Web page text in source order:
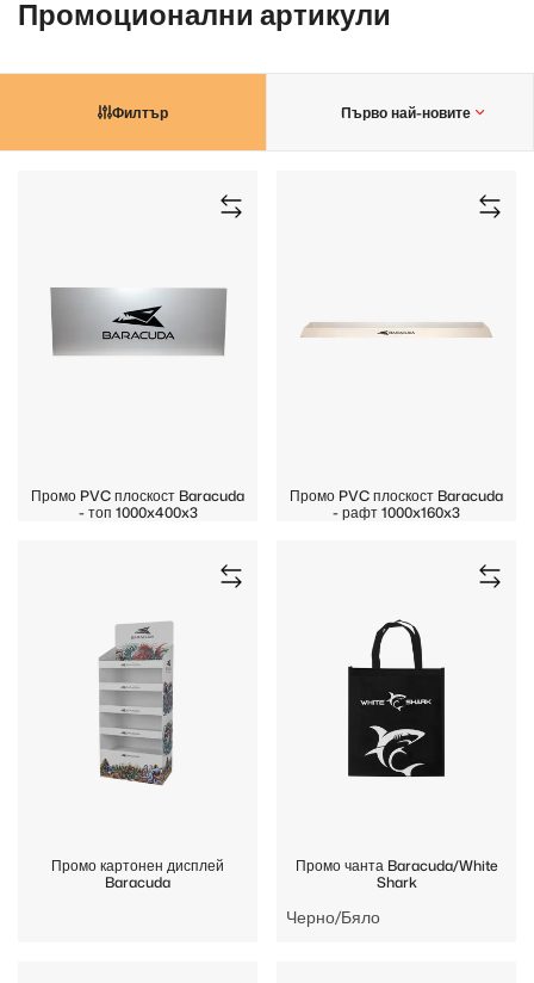
Промоционални артикули
Филтър Първо най-новите
Промо PVC плоскост Baracuda
- топ 1000x400x3
Промо PVC плоскост Baracuda
- рафт 1000x160x3
Промо картонен дисплей
Baracuda
Промо чанта Baracuda/White
Shark
Черно/Бяло